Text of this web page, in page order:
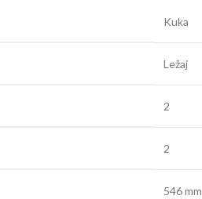
Kuka
Ležaj
2
2
546 mm